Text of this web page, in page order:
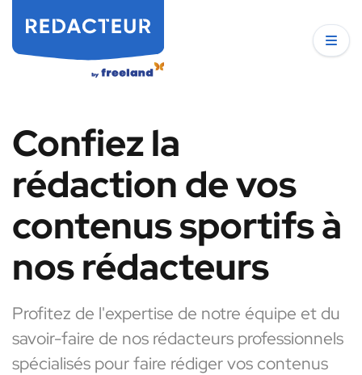
Confiez la
rédaction de vos
contenus sportifs à
nos rédacteurs
Profitez de l'expertise de notre équipe et du
savoir-faire de nos rédacteurs professionnels
spécialisés pour faire rédiger vos contenus